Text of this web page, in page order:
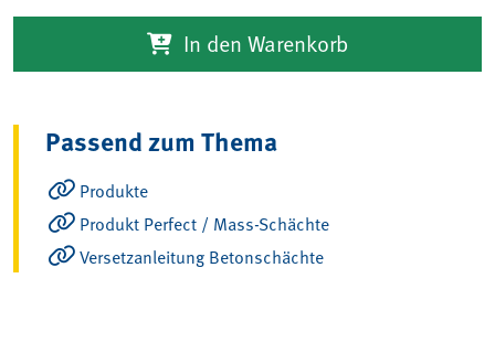
In den Warenkorb
Passend zum Thema
Produkte
Produkt Perfect / Mass-Schächte
Versetzanleitung Betonschächte